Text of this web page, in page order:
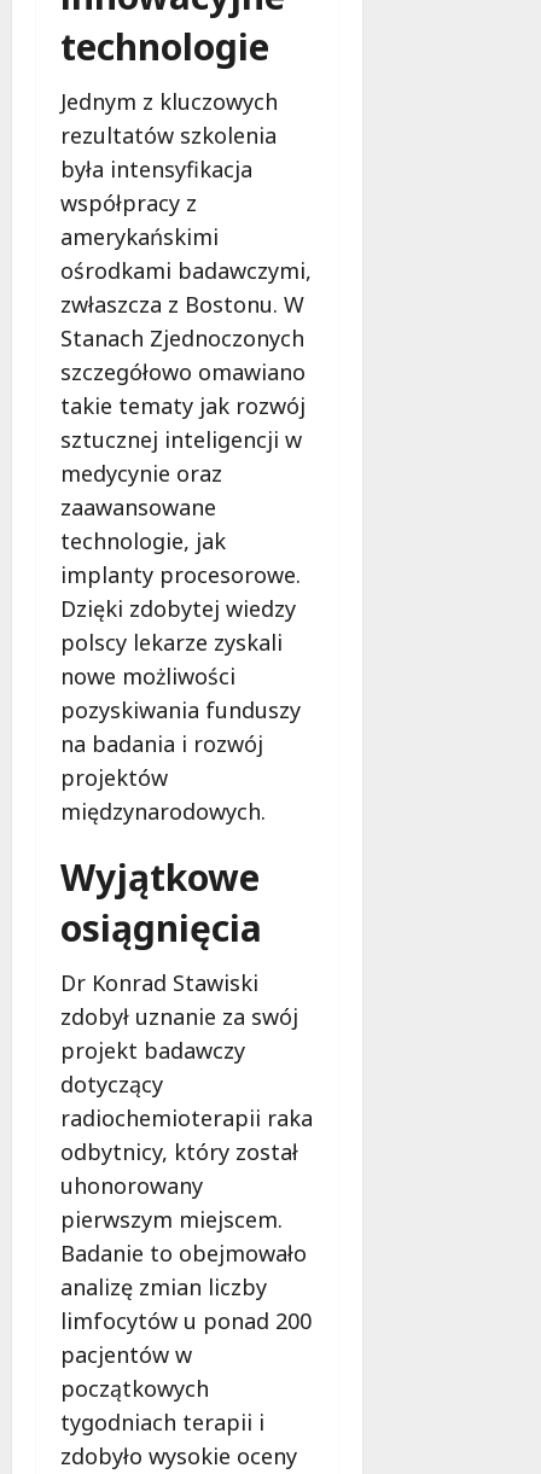
technologie
Jednym z kluczowych
rezultatów szkolenia
była intensyfikacja
współpracy z
amerykańskimi
ośrodkami badawczymi,
zwłaszcza z Bostonu. W
Stanach Zjednoczonych
szczegółowo omawiano
takie tematy jak rozwój
sztucznej inteligencji w
medycynie oraz
zaawansowane
technologie, jak
implanty procesorowe.
Dzięki zdobytej wiedzy
polscy lekarze zyskali
nowe możliwości
pozyskiwania funduszy
na badania i rozwój
projektów
międzynarodowych.
Wyjątkowe
osiągnięcia
Dr Konrad Stawiski
zdobył uznanie za swój
projekt badawczy
dotyczący
radiochemioterapii raka
odbytnicy, który został
uhonorowany
pierwszym miejscem.
Badanie to obejmowało
analizę zmian liczby
limfocytów u ponad 200
pacjentów w
początkowych
tygodniach terapii i
zdobyło wysokie oceny